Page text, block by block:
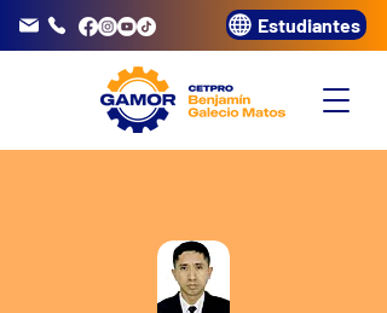
3320072 Estudiantes